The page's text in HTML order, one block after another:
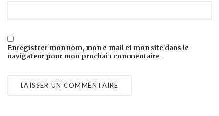
Enregistrer mon nom, mon e-mail et mon site dans le
navigateur pour mon prochain commentaire.